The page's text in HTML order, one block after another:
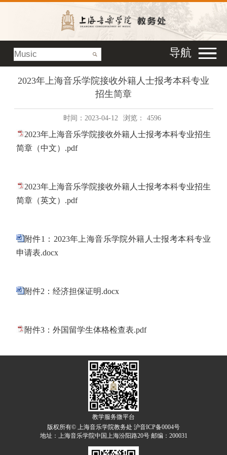
导航
2023年上海音乐学院接收外籍人士报考本科专业
招生简章
时间：2023-04-12 浏览： 4596
2023年上海音乐学院接收外籍人士报考本科专业招生
简章（中文）.pdf
2023年上海音乐学院接收外籍人士报考本科专业招生
简章（英文）.pdf
附件1：2023年上海音乐学院外籍人士报考本科专业
申请表.docx
附件2：经济担保证明.docx
附件3：外国留学生体格检查表.pdf
教学服务微平台
版权所有© 上海音乐学院教务处 沪音ICP备0004号
地址：上海音乐学院中国上海汾阳路20号 邮编：200031